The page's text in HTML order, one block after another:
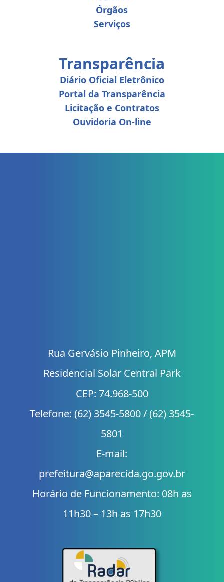
Órgãos
Serviços
Transparência
Diário Oficial Eletrônico
Portal da Transparência
Licitação e Contratos
Ouvidoria On-line
Rua Gervásio Pinheiro, APM
Residencial Solar Central Park
CEP: 74.968-500
Telefone: (62) 3545-5800 / (62) 3545-
5801
E-mail:
prefeitura@aparecida.go.gov.br
Horário de Funcionamento: 08h as
11h30 – 13h as 17h30